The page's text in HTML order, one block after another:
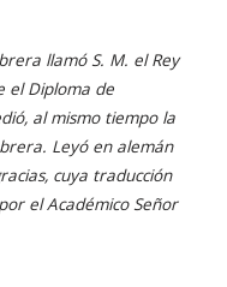
llamó S. M. el Rey
el Diploma de
al mismo tiempo la
Leyó en alemán
cuya traducción
el Académico Señor